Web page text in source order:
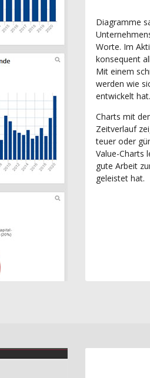
Diagramme
Worte. Im
konsequent
Mit einem
werden wie
entwickelt hat.
Charts mit
Zeitverlauf
teuer oder
Value-Charts
gute Arbeit
geleistet hat.